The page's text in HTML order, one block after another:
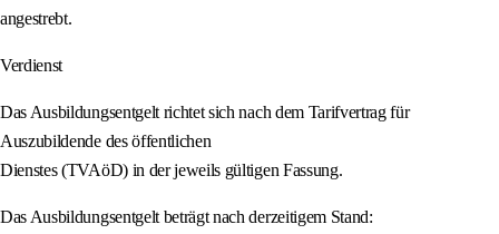
angestrebt.
Verdienst
Das Ausbildungsentgelt richtet sich nach dem Tarifvertrag für
Auszubildende des öffentlichen
Dienstes (TVAöD) in der jeweils gültigen Fassung.
Das Ausbildungsentgelt beträgt nach derzeitigem Stand: